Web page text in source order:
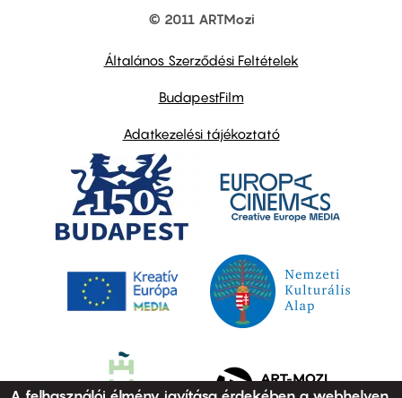
© 2011 ARTMozi
Általános Szerződési Feltételek
BudapestFilm
Adatkezelési tájékoztató